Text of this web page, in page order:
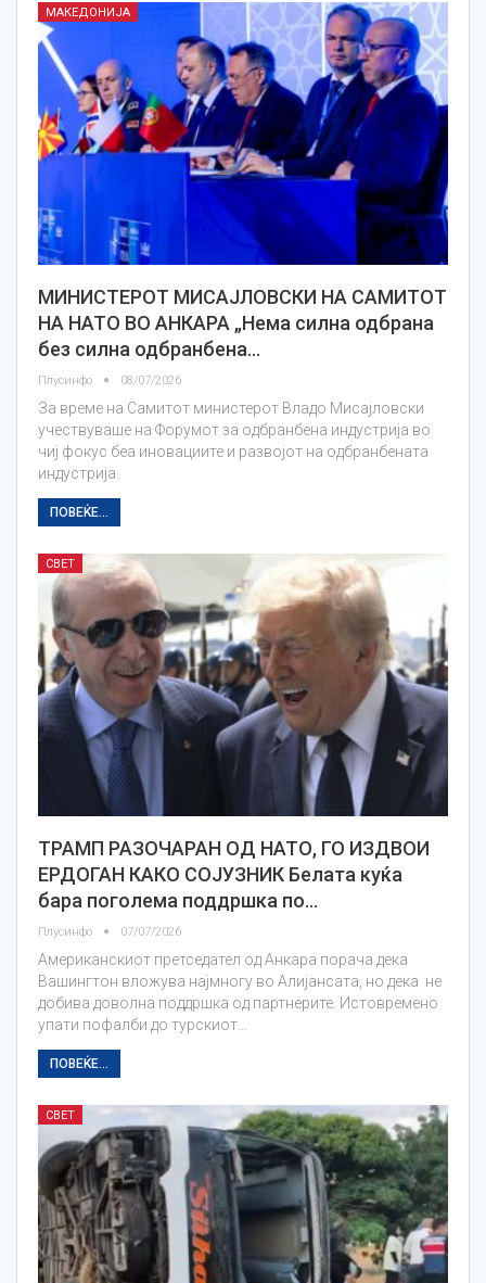
МАКЕДОНИЈА
МИНИСТЕРОТ МИСАЈЛОВСКИ НА САМИТОТ
НА НАТО ВО АНКАРА „Нема силна одбрана
без силна одбранбена…
Плусинфо 08/07/2026
За време на Самитот министерот Владо Мисајловски
учествуваше на Форумот за одбранбена индустрија во
чиј фокус беа иновациите и развојот на одбранбената
индустрија.
ПОВЕЌЕ...
СВЕТ
ТРАМП РАЗОЧАРАН ОД НАТО, ГО ИЗДВОИ
ЕРДОГАН КАКО СОЈУЗНИК Белата куќа
бара поголема поддршка по…
Плусинфо 07/07/2026
Американскиот претседател од Анкара порача дека
Вашингтон вложува најмногу во Алијансата, но дека не
добива доволна поддршка од партнерите. Истовремено
упати пофалби до турскиот…
ПОВЕЌЕ...
СВЕТ